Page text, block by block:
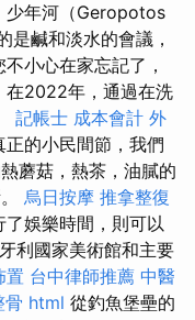
少年河（Geropotos
是鹹和淡水的會議，
小心在家忘記了，
在2022年，通過在洗
記帳士 成本會計 外
的小民間節，我們
蘑菇，熱茶，油膩的
烏日按摩 推拿整復
娛樂時間，則可以
利國家美術館和主要
置 台中律師推薦 中醫
骨 html 從釣魚堡壘的